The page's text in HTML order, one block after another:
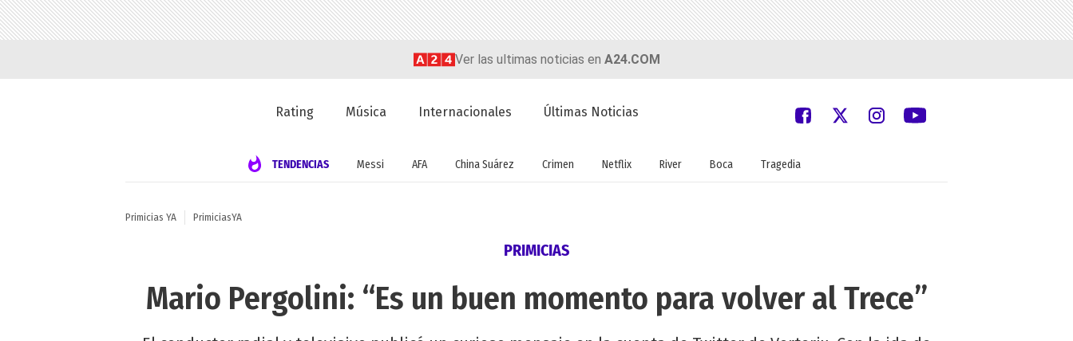
Ver las ultimas noticias en A24.COM
Rating Música Internacionales Últimas Noticias
TENDENCIAS Messi AFA China Suárez Crimen Netflix River Boca Tragedia
Primicias YA PrimiciasYA
PRIMICIAS
Mario Pergolini: “Es un buen momento para volver al Trece”